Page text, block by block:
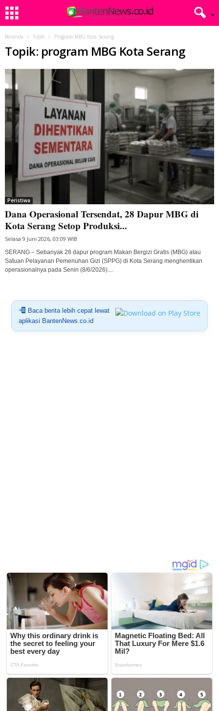
Beranda Topik Program MBG Kota Serang
Topik: program MBG Kota Serang
Peristiwa
Dana Operasional Tersendat, 28 Dapur MBG di
Kota Serang Setop Produksi...
Selasa 9 Juni 2026, 03:09 WIB
SERANG – Sebanyak 28 dapur program Makan Bergizi Gratis (MBG) atau
Satuan Pelayanan Pemenuhan Gizi (SPPG) di Kota Serang menghentikan
operasionalnya pada Senin (8/6/2026)....
Baca berita lebih cepat lewat
aplikasi BantenNews.co.id